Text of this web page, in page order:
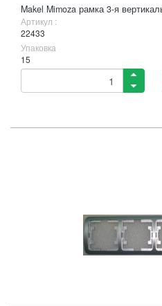
Makel Mimoza рамка 3-я
Артикул :
22433
Упаковка
15